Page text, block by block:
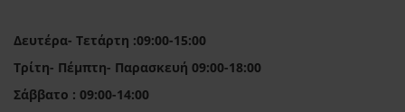
Δευτέρα- Τετάρτη :09:00-15:00
Τρίτη- Πέμπτη- Παρασκευή 09:00-18:00
Σάββατο : 09:00-14:00